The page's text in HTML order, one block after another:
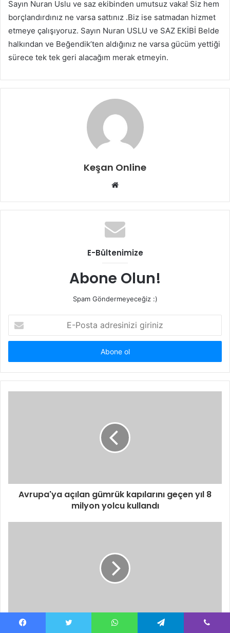
Sayın Nuran Uslu ve saz ekibinden umutsuz vaka! Siz hem
borçlandırdınız ne varsa sattınız .Biz ise satmadan hizmet
etmeye çalışıyoruz. Sayın Nuran USLU ve SAZ EKİBİ Belde
halkından ve Beğendik’ten aldığınız ne varsa gücüm yettiği
sürece tek tek geri alacağım merak etmeyin.
Keşan Online
Web
E-Bültenimize
Abone Olun!
Spam Göndermeyeceğiz :)
Posta
adresinizi
Avrupa'ya açılan gümrük kapılarını geçen yıl 8
milyon yolcu kullandı
Vali Canalp "Hastane Caddesi" proje alanınında